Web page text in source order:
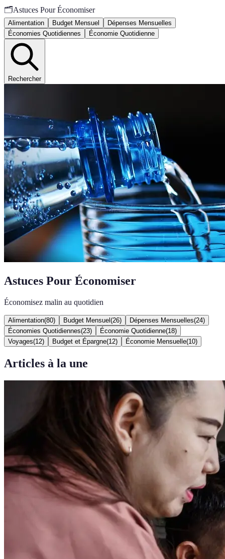
🗂️Astuces Pour Économiser
Alimentation Budget Mensuel
Dépenses Mensuelles
Économies Quotidiennes
Économie Quotidienne
Rechercher
Astuces Pour Économiser
Économisez malin au quotidien
Alimentation(80) Budget Mensuel (26) Dépenses Mensuelles(24)
Économies Quotidiennes(23) Économie Quotidienne(18)
Voyages(12) Budget et Épargne(12) Économie Mensuelle(10)
Articles à la une